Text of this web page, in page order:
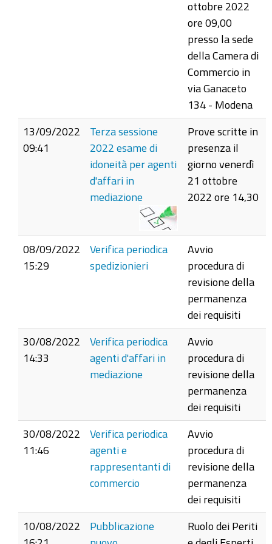
ottobre 2022
ore 09,00
presso la sede
della Camera di
Commercio in
via Ganaceto
134 - Modena
13/09/2022
09:41
Terza sessione
2022 esame di
idoneità per agenti
d'affari in
mediazione
Prove scritte in
presenza il
giorno venerdì
21 ottobre
2022 ore 14,30
08/09/2022
15:29
Verifica periodica
spedizionieri
Avvio
procedura di
revisione della
permanenza
dei requisiti
30/08/2022
14:33
Verifica periodica
agenti d'affari in
mediazione
Avvio
procedura di
revisione della
permanenza
dei requisiti
30/08/2022
11:46
Verifica periodica
agenti e
rappresentanti di
commercio
Avvio
procedura di
revisione della
permanenza
dei requisiti
10/08/2022
Pubblicazione
Ruolo dei Periti